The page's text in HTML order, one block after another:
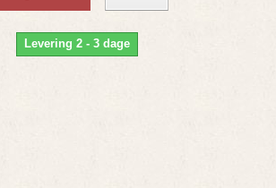
Levering 2 - 3 dage